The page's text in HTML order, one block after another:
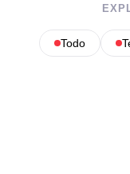
Todo